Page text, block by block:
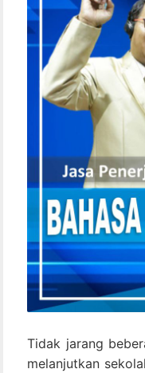
Tidak jarang
melanjutkan